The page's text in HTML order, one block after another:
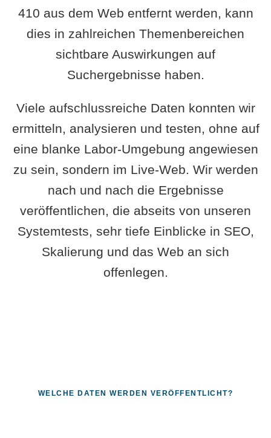
410 aus dem Web entfernt werden, kann
dies in zahlreichen Themenbereichen
sichtbare Auswirkungen auf
Suchergebnisse haben.
Viele aufschlussreiche Daten konnten wir
ermitteln, analysieren und testen, ohne auf
eine blanke Labor-Umgebung angewiesen
zu sein, sondern im Live-Web. Wir werden
nach und nach die Ergebnisse
veröffentlichen, die abseits von unseren
Systemtests, sehr tiefe Einblicke in SEO,
Skalierung und das Web an sich
offenlegen.
WELCHE DATEN WERDEN VERÖFFENTLICHT?